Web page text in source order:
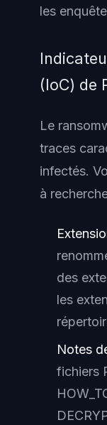
les
(IoC) de
Le
traces
infectés.
à
des
les
Notes
fichiers